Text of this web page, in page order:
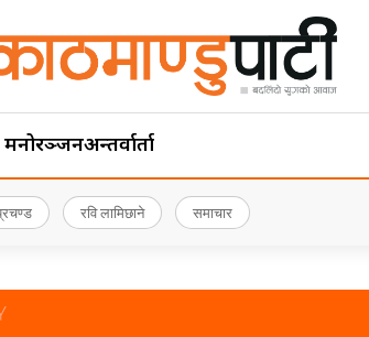
अन्तर्वार्ता
रवि लामिछाने समाचार